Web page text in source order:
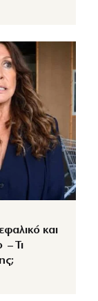
και
Τι